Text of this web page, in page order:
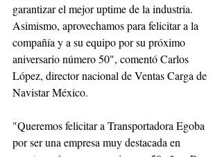
garantizar el mejor uptime de la industria.
Asimismo, aprovechamos para felicitar a la
compañía y a su equipo por su próximo
aniversario número 50", comentó Carlos
López, director nacional de Ventas Carga de
Navistar México.
"Queremos felicitar a Transportadora Egoba
por ser una empresa muy destacada en